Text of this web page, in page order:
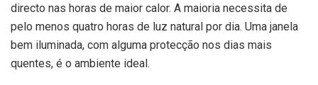
directo nas horas de maior calor. A maioria necessita de
pelo menos quatro horas de luz natural por dia. Uma janela
bem iluminada, com alguma protecção nos dias mais
quentes, é o ambiente ideal.